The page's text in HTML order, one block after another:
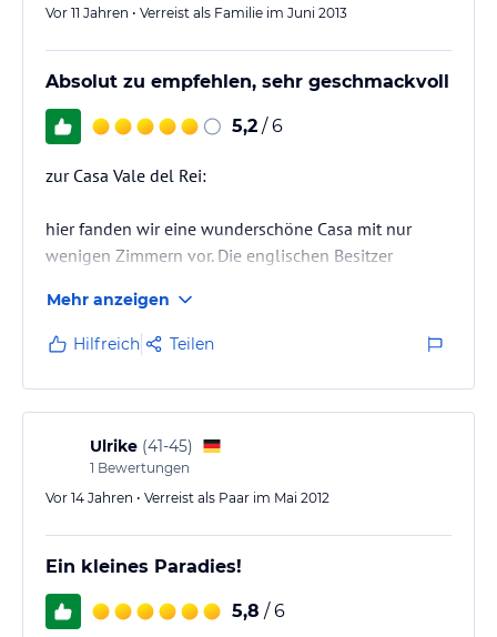
Vor 11 Jahren • Verreist als Familie im Juni 2013
Absolut zu empfehlen, sehr geschmackvoll
5,2 / 6
zur Casa Vale del Rei:
hier fanden wir eine wunderschöne Casa mit nur
wenigen Zimmern vor. Die englischen Besitzer
zugegeben haben, dass sie lieber Paare in ihrem
Haus zu Gast haben, wurde unser 2,5 Jahre alter
Sohn liebevoll umsorgt.
Zum Frühstück gab es selbst gemachte Marmelade
und Chutneys und für jeden einen leckeren
Obstteller, sowie Eivariationen ( wie gewünscht).Es
mangelte an nichts. man kann auch draußen unter
der Veranda frühstücken.
Mehr anzeigen
Hilfreich Teilen
Ulrike (41-45)
1 Bewertungen
Vor 14 Jahren • Verreist als Paar im Mai 2012
Ein kleines Paradies!
5,8 / 6